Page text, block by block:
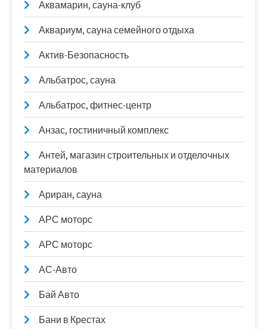
Аквамарин, сауна-клуб
Аквариум, сауна семейного отдыха
Актив-Безопасность
Альбатрос, сауна
Альбатрос, фитнес-центр
Анзас, гостиничный комплекс
Антей, магазин строительных и отделочных
материалов
Ариран, сауна
АРС моторс
АРС моторс
АС-Авто
Бай Авто
Бани в Крестах